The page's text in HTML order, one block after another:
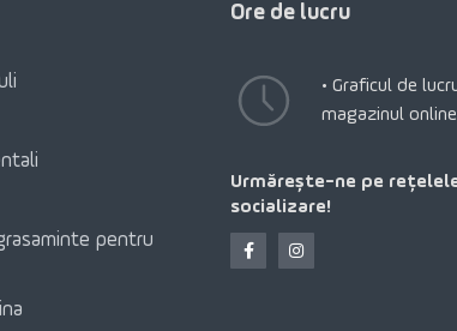
pentru
Ore de lucru
• Graficul de
magazinul
Urmărește-ne pe
socializare!